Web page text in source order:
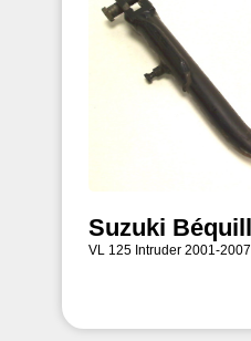
Suzuki
VL 125 Intruder 2001-2007